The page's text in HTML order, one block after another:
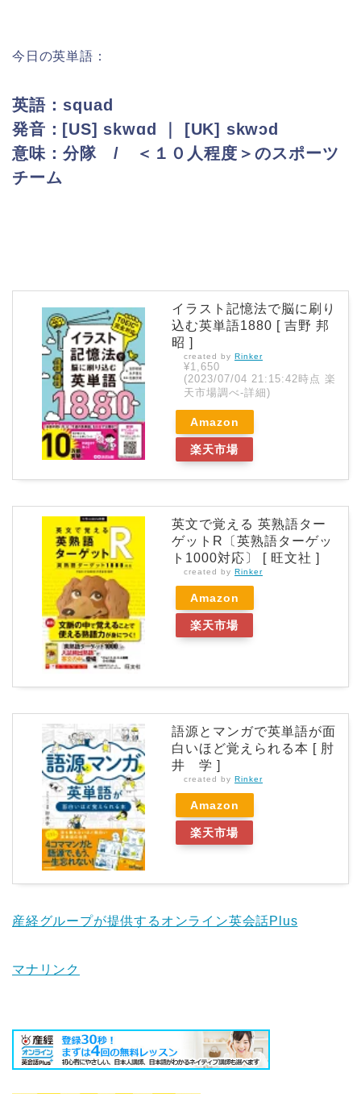
今日の英単語：
英語：squad
発音：[US] skwɑd ｜ [UK] skwɔd
意味：分隊 / ＜１０人程度＞のスポーツ
チーム
イラスト記憶法で脳に刷り
込む英単語1880 [ 吉野 邦
昭 ]
created by Rinker
¥1,650
(2023/07/04 21:15:42時点 楽
天市場調べ-詳細)
Amazon
楽天市場
英文で覚える 英熟語ター
ゲットR〔英熟語ターゲッ
ト1000対応〕 [ 旺文社 ]
created by Rinker
Amazon
楽天市場
語源とマンガで英単語が面
白いほど覚えられる本 [ 肘
井 学 ]
created by Rinker
Amazon
楽天市場
産経グループが提供するオンライン英会話Plus
マナリンク